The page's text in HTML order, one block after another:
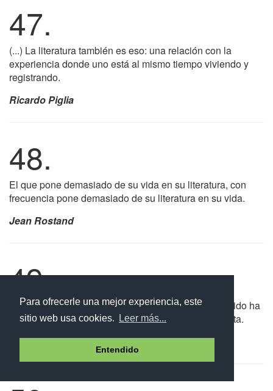
Para ofrecerle una mejor experiencia, este
sitio web usa cookies.
Leer más...
Entendido
47.
(...) La literatura también es eso: una relación con la
experiencia donde uno está al mismo tiempo viviendo y
registrando.
Ricardo Piglia
48.
El que pone demasiado de su vida en su literatura, con
frecuencia pone demasiado de su literatura en su vida.
Jean Rostand
49.
Una gran proporción de la literatura que ha sobrevivido ha
tenido que ver con distintas formas de muerte violenta.
Raymond Thornton Chandler